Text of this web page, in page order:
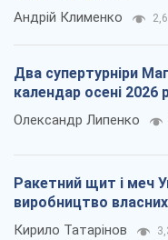
Андрій Клименко
Два супертурніри
календар осені 2026
Олександр Липенко
Ракетний щит і меч
виробництво
Кирило Татарінов